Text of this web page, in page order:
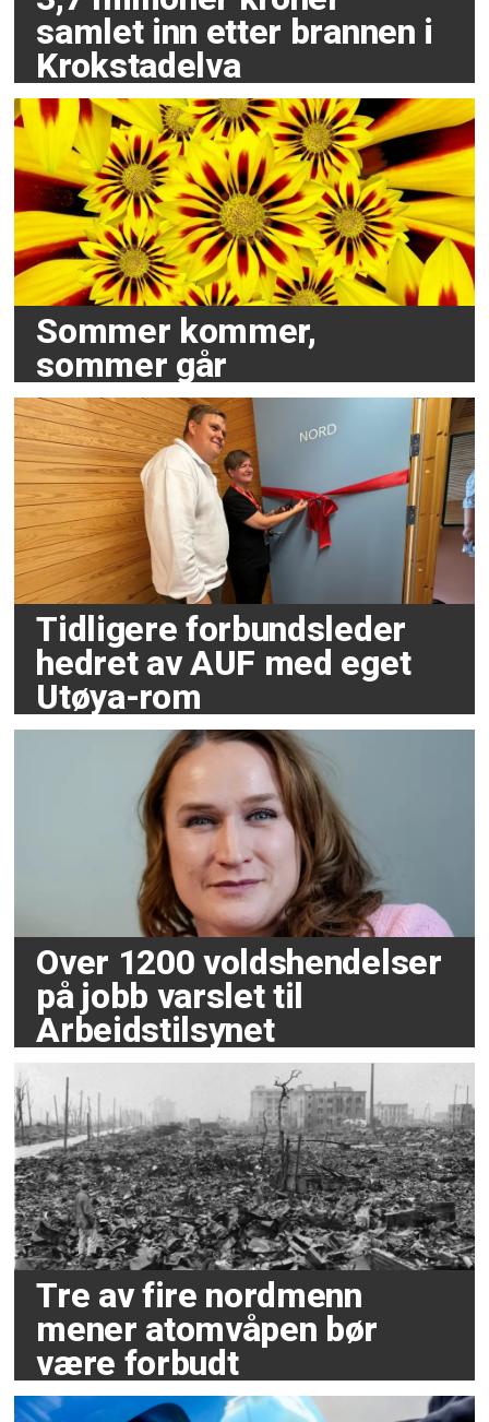
samlet inn etter brannen i
Krokstadelva
Sommer kommer,
sommer går
Tidligere forbundsleder
hedret av AUF med eget
Utøya-rom
Over 1200 voldshendelser
på jobb varslet til
Arbeidstilsynet
Tre av fire nordmenn
mener atomvåpen bør
være forbudt